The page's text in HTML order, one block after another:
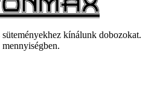
kínálunk dobozokat.